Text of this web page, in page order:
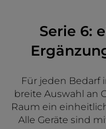
Serie 6:
Für jeden Bedarf
breite Auswahl an
Raum ein
Alle Geräte sind